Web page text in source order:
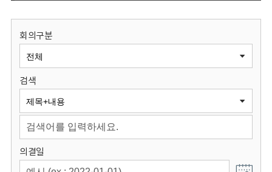
보
원
회
회의구분
검색
의결일